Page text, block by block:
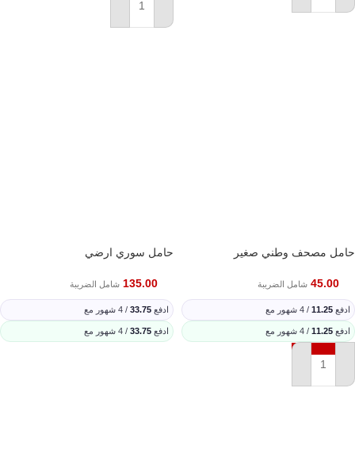
إضافة إلى السلة
حامل مصحف وطني صغير
45.00 شامل الضريبة
ادفع 11.25 / 4 شهور مع
ادفع 11.25 / 4 شهور مع
إضافة إلى السلة
حامل سوري ارضي
135.00 شامل الضريبة
ادفع 33.75 / 4 شهور مع
ادفع 33.75 / 4 شهور مع